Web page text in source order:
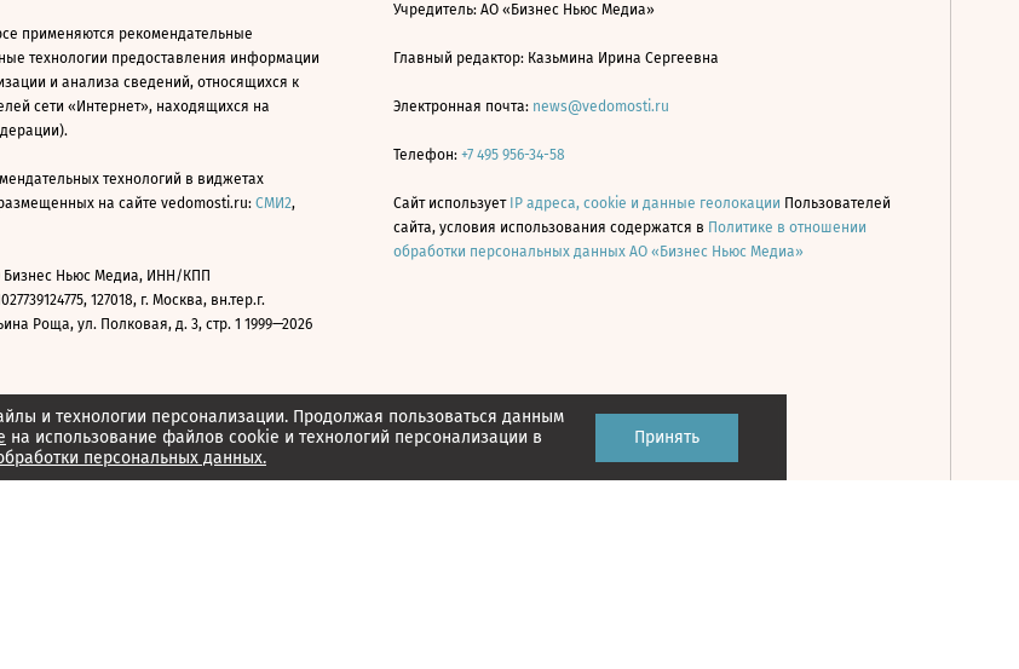
и технологии персонализации. Продолжая пользоваться данным
на использование файлов cookie и технологий персонализации в
персональных данных.
Принять
применяются рекомендательные
технологии предоставления информации
и анализа сведений, относящихся к
сети «Интернет», находящихся на
технологий в виджетах
на сайте vedomosti.ru: СМИ2,
Ньюс Медиа, ИНН/КПП
127018, г. Москва, вн.тер.г.
Роща, ул. Полковая, д. 3, стр. 1 1999—2026
Учредитель: АО «Бизнес Ньюс Медиа»
Главный редактор: Казьмина Ирина Сергеевна
Электронная почта: news@vedomosti.ru
Телефон: +7 495 956-34-58
Сайт использует IP адреса, cookie и данные геолокации Пользователей
сайта, условия использования содержатся в Политике в отношении
обработки персональных данных АО «Бизнес Ньюс Медиа»